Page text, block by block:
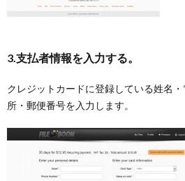
3.支払者情報を入力する。
クレジットカードに登録している姓名
所・郵便番号を入力します。